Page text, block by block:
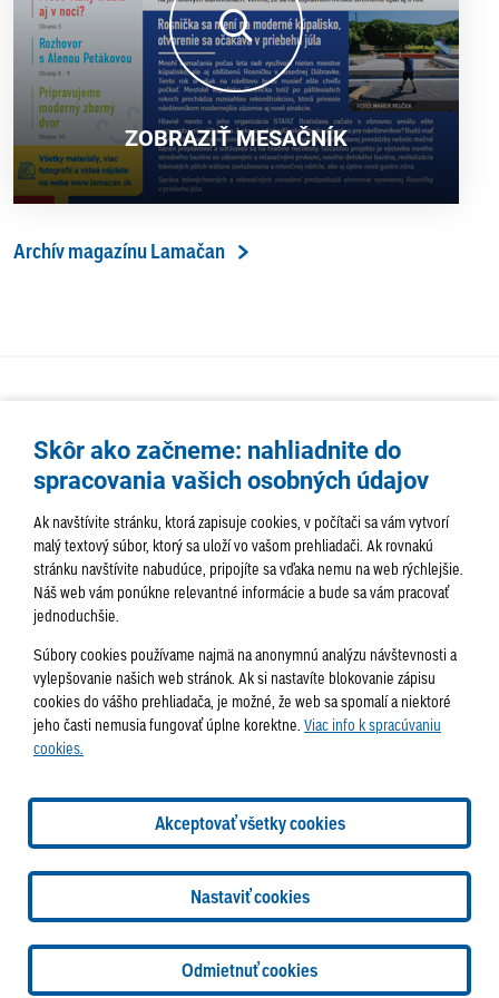
ZOBRAZIŤ MESAČNÍK
Archív magazínu Lamačan
AKTUALITY TÉMA SAMOSPRÁVA
SERVIS
HISTÓRIA PODUJATIA
info@lamac.sk
dispecing@lamac.sk
Doručovanie
Tlačené vydania
Sadzobník inzercie
2026 © Mestská časť Bratislava-Lamač
Tvorba web stránok a
AlejTech, spol. s r.o.
Skôr ako začneme: nahliadnite do
spracovania vašich osobných údajov
Ak navštívite stránku, ktorá zapisuje cookies, v počítači sa vám vytvorí
malý textový súbor, ktorý sa uloží vo vašom prehliadači. Ak rovnakú
stránku navštívite nabudúce, pripojíte sa vďaka nemu na web rýchlejšie.
Náš web vám ponúkne relevantné informácie a bude sa vám pracovať
jednoduchšie.
Súbory cookies používame najmä na anonymnú analýzu návštevnosti a
vylepšovanie našich web stránok. Ak si nastavíte blokovanie zápisu
cookies do vášho prehliadača, je možné, že web sa spomalí a niektoré
jeho časti nemusia fungovať úplne korektne. Viac info k spracúvaniu
cookies.
Akceptovať všetky cookies
Nastaviť cookies
Odmietnuť cookies